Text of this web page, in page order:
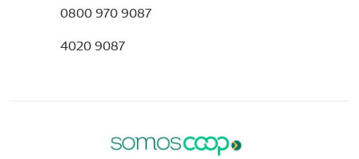
0800 970 9087
4020 9087